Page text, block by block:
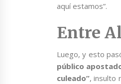
aquí estamos”.
Entre
Luego, y esto
público
culeado”, insulto